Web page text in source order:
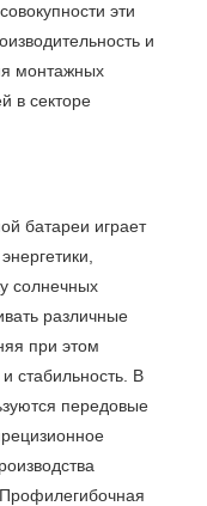
эти
и
монтажных
в секторе
батареи играет
солнечных
различные
при этом
стабильность. В
передовые